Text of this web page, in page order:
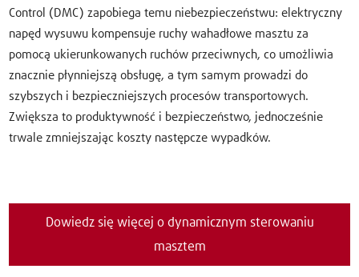
Control (DMC) zapobiega temu niebezpieczeństwu: elektryczny
napęd wysuwu kompensuje ruchy wahadłowe masztu za
pomocą ukierunkowanych ruchów przeciwnych, co umożliwia
znacznie płynniejszą obsługę, a tym samym prowadzi do
szybszych i bezpieczniejszych procesów transportowych.
Zwiększa to produktywność i bezpieczeństwo, jednocześnie
trwale zmniejszając koszty następcze wypadków.
Dowiedz się więcej o dynamicznym sterowaniu
masztem